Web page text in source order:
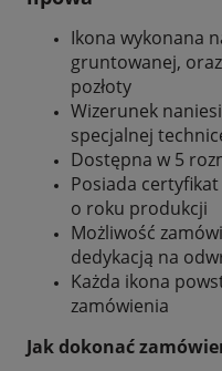
Ikona wykonana
gruntowanej,
pozłoty
Wizerunek
specjalnej
Dostępna w 5
Posiada
o roku produkcji
Możliwość
dedykacją na
Każda ikona
zamówienia
Jak dokonać